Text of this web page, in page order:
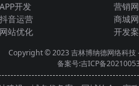
APP开发
抖音运营
网站优化
营销
商城
开发
Copyright © 2023吉林博纳德网络科技
备案号:吉ICP备